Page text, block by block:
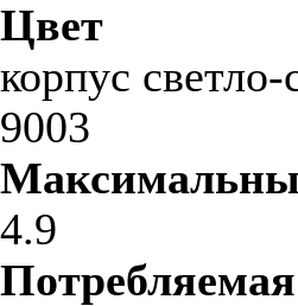
Цвет
корпус
9003
4.9